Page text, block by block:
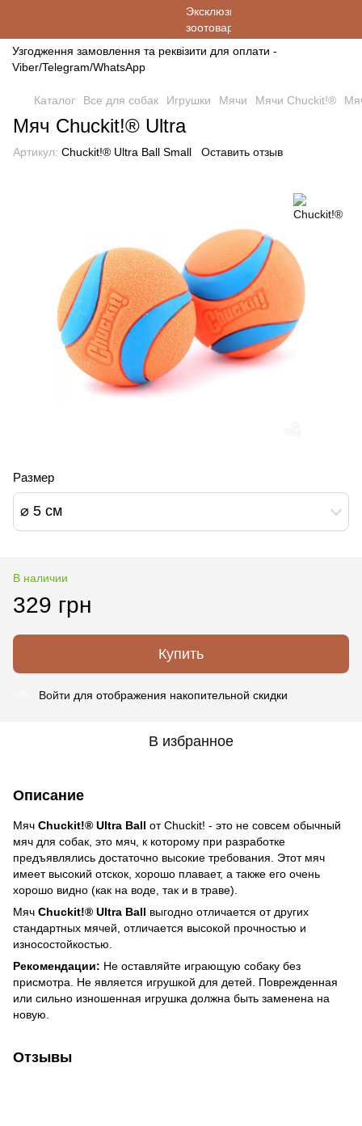
Узгодження замовлення та реквізити для оплати -
Viber/Telegram/WhatsApp
Каталог Все для собак Игрушки Мячи Мячи Chuckit!®
Мяч Chuckit!® Ultra
Артикул: Chuckit!® Ultra Ball Small Оставить отзыв
Размер
⌀ 5 см
В наличии
329 грн
Купить
Войти для отображения накопительной скидки
В избранное
Описание
Мяч Chuckit!® Ultra Ball от Chuckit! - это не совсем обычный
мяч для собак, это мяч, к которому при разработке
предъявлялись достаточно высокие требования. Этот мяч
имеет высокий отскок, хорошо плавает, а также его очень
хорошо видно (как на воде, так и в траве).
Мяч Chuckit!® Ultra Ball выгодно отличается от других
стандартных мячей, отличается высокой прочностью и
износостойкостью.
Рекомендации: Не оставляйте играющую собаку без
присмотра. Не является игрушкой для детей. Поврежденная
или сильно изношенная игрушка должна быть заменена на
новую.
Отзывы